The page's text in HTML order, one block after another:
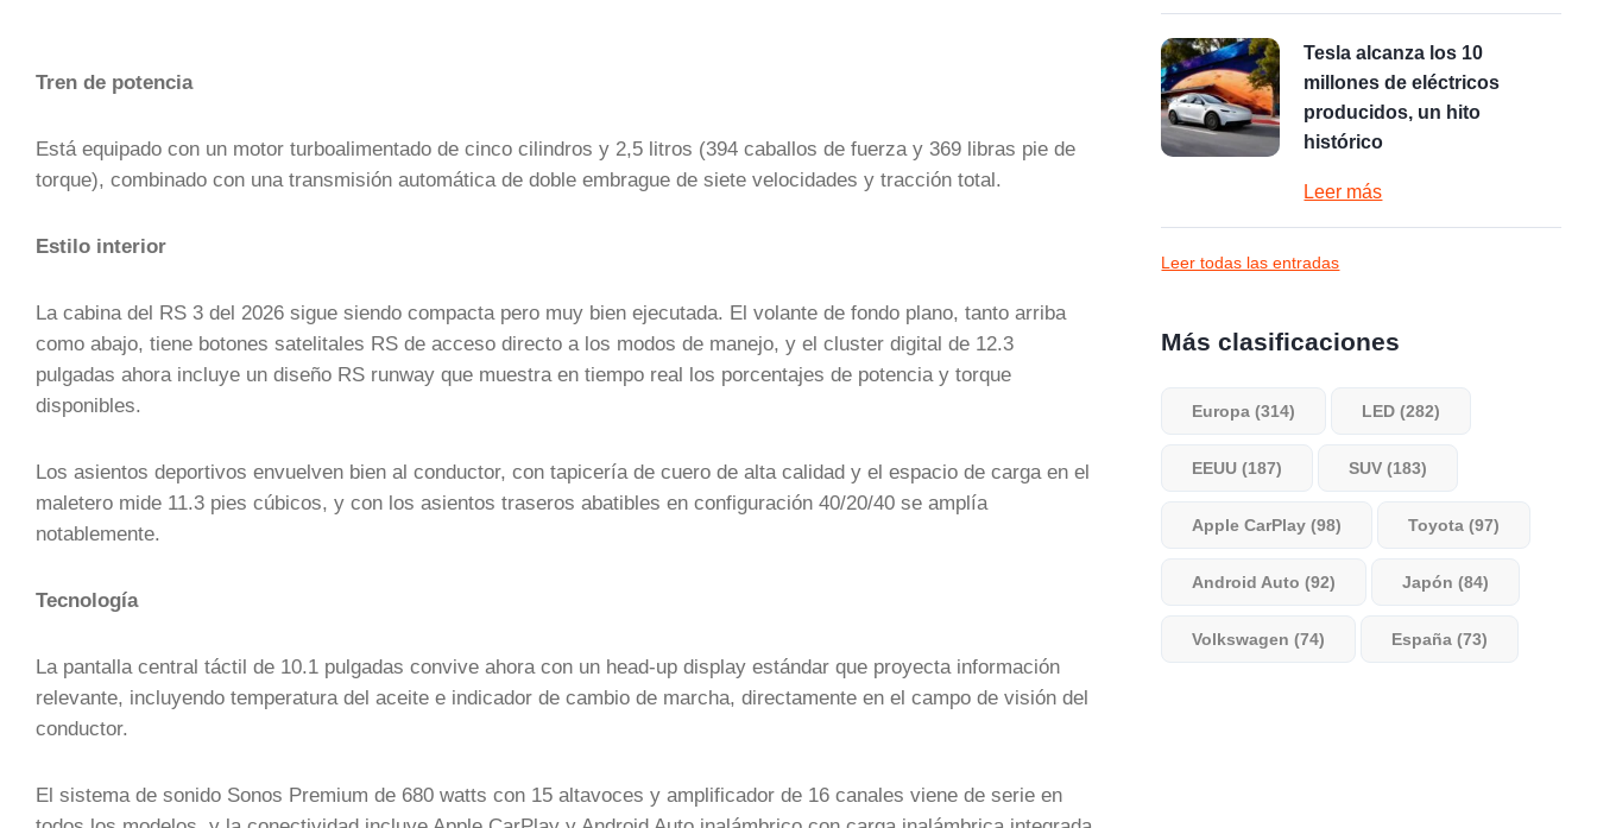
Tren de potencia
Está equipado con un motor turboalimentado de cinco cilindros y 2,5 litros (394 caballos de fuerza y 369 libras pie de
torque), combinado con una transmisión automática de doble embrague de siete velocidades y tracción total.
Estilo interior
La cabina del RS 3 del 2026 sigue siendo compacta pero muy bien ejecutada. El volante de fondo plano, tanto arriba
como abajo, tiene botones satelitales RS de acceso directo a los modos de manejo, y el cluster digital de 12.3
pulgadas ahora incluye un diseño RS runway que muestra en tiempo real los porcentajes de potencia y torque
disponibles.
Los asientos deportivos envuelven bien al conductor, con tapicería de cuero de alta calidad y el espacio de carga en el
maletero mide 11.3 pies cúbicos, y con los asientos traseros abatibles en configuración 40/20/40 se amplía
notablemente.
Tecnología
La pantalla central táctil de 10.1 pulgadas convive ahora con un head-up display estándar que proyecta información
relevante, incluyendo temperatura del aceite e indicador de cambio de marcha, directamente en el campo de visión del
conductor.
El sistema de sonido Sonos Premium de 680 watts con 15 altavoces y amplificador de 16 canales viene de serie en
Tesla alcanza los 10
millones de eléctricos
producidos, un hito
histórico
Leer más
Leer todas las entradas
Más clasificaciones
Europa (314) LED (282)
EEUU (187) SUV (183)
Apple CarPlay (98) Toyota (97)
Android Auto (92) Japón (84)
Volkswagen (74) España (73)